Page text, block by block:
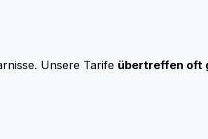
Unsere Tarife übertreffen oft